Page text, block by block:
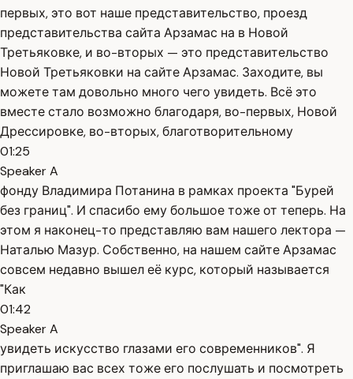
первых, это вот наше представительство, проезд
представительства сайта Арзамас на в Новой
Третьяковке, и во-вторых — это представительство
Новой Третьяковки на сайте Арзамас. Заходите, вы
можете там довольно много чего увидеть. Всё это
вместе стало возможно благодаря, во-первых, Новой
Дрессировке, во-вторых, благотворительному
01:25
Speaker A
фонду Владимира Потанина в рамках проекта "Бурей
без границ". И спасибо ему большое тоже от теперь. На
этом я наконец-то представляю вам нашего лектора —
Наталью Мазур. Собственно, на нашем сайте Арзамас
совсем недавно вышел её курс, который называется
"Как
01:42
Speaker A
увидеть искусство глазами его современников". Я
приглашаю вас всех тоже его послушать и посмотреть